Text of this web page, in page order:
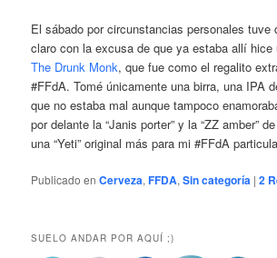
El sábado por circunstancias personales tuve
claro con la excusa de que ya estaba allí
The Drunk Monk, que fue como el regalito
#FFdA. Tomé únicamente una birra, una IPA
que no estaba mal aunque tampoco
por delante la “Janis porter” y la “ZZ amber”
una “Yeti” original más para mi #FFdA
Publicado en Cerveza,FFDA,Sin categoría |2
SUELO ANDAR POR AQUÍ ;)